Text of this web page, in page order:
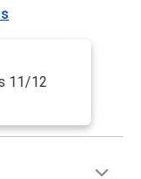
11/12